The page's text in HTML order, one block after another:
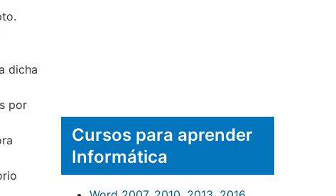
dicha
por
Cursos para aprender
Informática